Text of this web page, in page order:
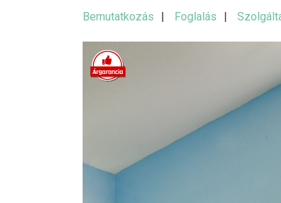
Bemutatkozás Foglalás